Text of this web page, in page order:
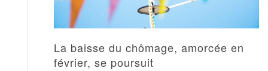
La baisse du chômage, amorcée en
février, se poursuit